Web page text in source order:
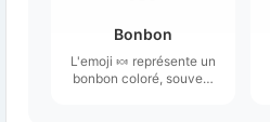
Bonbon
L'emoji 🍬 représente un
bonbon coloré, souvent